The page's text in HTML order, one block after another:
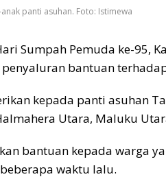
panti asuhan. Foto: Istimewa
Sumpah Pemuda ke-95,
bantuan
kepada panti asuhan
Utara, Maluku
bantuan kepada warga
waktu lalu.